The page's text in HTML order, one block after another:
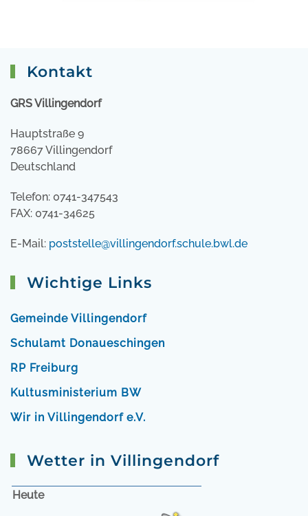
Kontakt
GRS Villingendorf
Hauptstraße 9
78667 Villingendorf
Deutschland
Telefon: 0741-347543
FAX: 0741-34625
E-Mail: poststelle@villingendorf.schule.bwl.de
Wichtige Links
Gemeinde Villingendorf
Schulamt Donaueschingen
RP Freiburg
Kultusministerium BW
Wir in Villingendorf e.V.
Wetter in Villingendorf
Heute